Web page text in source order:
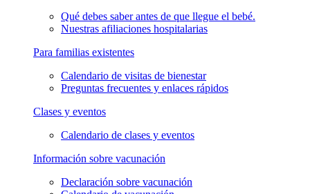
Qué debes saber antes de que llegue el bebé.
Nuestras afiliaciones hospitalarias
Para familias existentes
Calendario de visitas de bienestar
Preguntas frecuentes y enlaces rápidos
Clases y eventos
Calendario de clases y eventos
Información sobre vacunación
Declaración sobre vacunación